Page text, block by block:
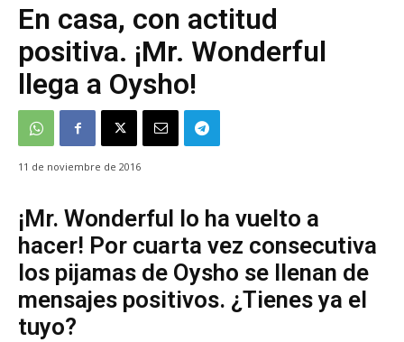
En casa, con actitud
positiva. ¡Mr. Wonderful
llega a Oysho!
11 de noviembre de 2016
¡Mr. Wonderful lo ha vuelto a
hacer! Por cuarta vez consecutiva
los pijamas de Oysho se llenan de
mensajes positivos. ¿Tienes ya el
tuyo?